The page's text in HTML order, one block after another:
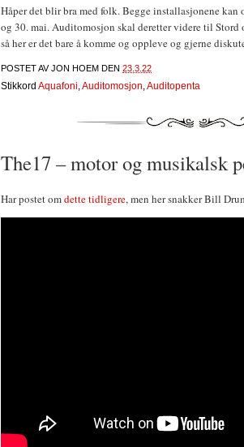
Håper det blir bra med folk. Begge installasjonene kan
og 30. mai. Auditomosjon skal deretter videre til Stord
så her er det bare å komme og oppleve og gjerne
POSTET AVJON HOEM DEN 23.3.22
Stikkord Aquafoni Auditomosjon Auditopenta
The17 – motor og musikalsk
Har postet omdette tidligere, men her snakker Bill